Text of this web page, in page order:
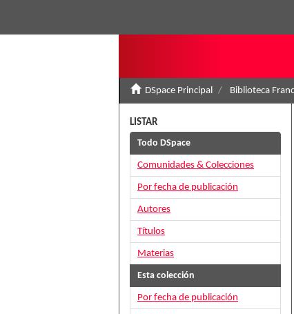
DSpace Principal Biblioteca
LISTAR
Todo DSpace
Comunidades & Colecciones
Por fecha de publicación
Autores
Títulos
Materias
Esta colección
Por fecha de publicación